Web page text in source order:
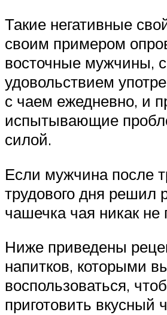
Такие негативные
своим примером
восточные мужчины, с
удовольствием
с чаем ежедневно, и
испытывающие
силой.
Если мужчина после
трудового дня решил
чашечка чая никак не
Ниже приведены
напитков, которыми
воспользоваться,
приготовить вкусный